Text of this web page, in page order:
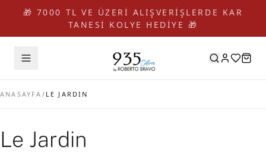
🎁 7000 TL VE ÜZERİ ALIŞVERİŞLERDE KAR
TANESİ KOLYE HEDİYE 🎁
ANASAYFA / LE JARDIN
Le Jardin